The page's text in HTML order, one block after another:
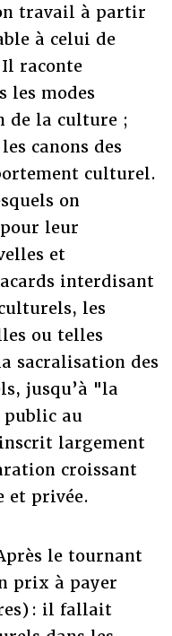
travail à partir
à celui de
raconte
les modes
de la culture ;
canons des
culturel.
on
leur
et
interdisant
les
ou telles
sacralisation des
jusqu’à "la
au
largement
croissant
et privée.
le tournant
prix à payer
: il fallait